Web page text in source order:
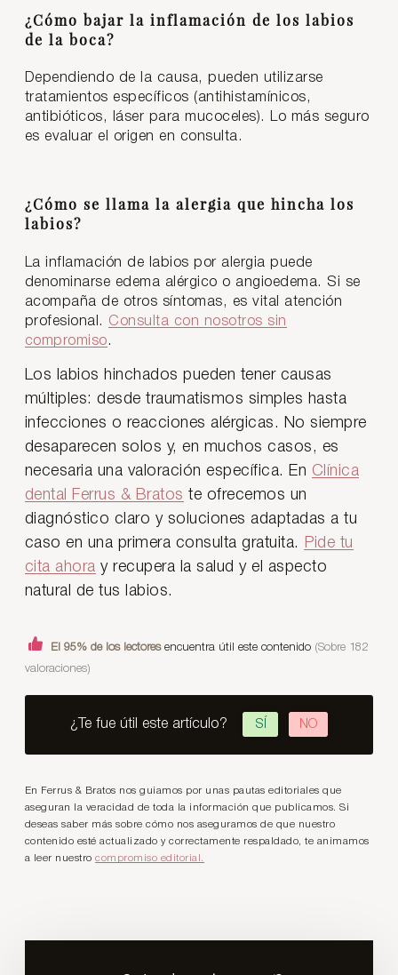
¿Cómo bajar la inflamación de los labios
de la boca?
Dependiendo de la causa, pueden utilizarse
tratamientos específicos (antihistamínicos,
antibióticos, láser para mucoceles). Lo más seguro
es evaluar el origen en consulta.
¿Cómo se llama la alergia que hincha los
labios?
La inflamación de labios por alergia puede
denominarse edema alérgico o angioedema. Si se
acompaña de otros síntomas, es vital atención
profesional. Consulta con nosotros sin
compromiso .
Los labios hinchados pueden tener causas
múltiples: desde traumatismos simples hasta
infecciones o reacciones alérgicas. No siempre
desaparecen solos y, en muchos casos, es
necesaria una valoración específica. En Clínica
dental Ferrus & Bratos te ofrecemos un
diagnóstico claro y soluciones adaptadas a tu
caso en una primera consulta gratuita.
Pide tu
cita ahora y recupera la salud y el aspecto
natural de tus labios.
El 95% de los lectoresencuentra útil este contenido (Sobre 182
valoraciones)
¿Te fue útil este artículo? SÍ NO
En Ferrus & Bratos nos guiamos por unas pautas editoriales que
aseguran la veracidad de toda la información que publicamos. Si
deseas saber más sobre cómo nos aseguramos de que nuestro
contenido esté actualizado y correctamente respaldado, te animamos
a leer nuestrocompromiso editorial.